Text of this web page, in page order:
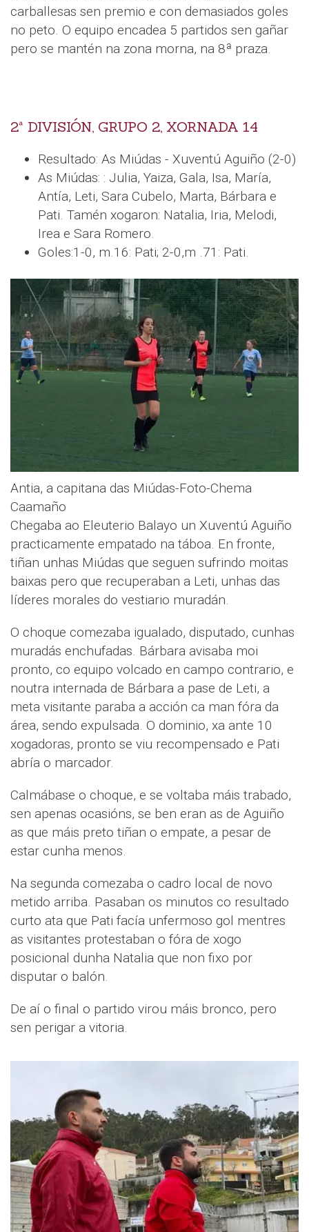
carballesas sen premio e con demasiados goles
no peto. O equipo encadea 5 partidos sen gañar
pero se mantén na zona morna, na 8ª praza.
2ª DIVISIÓN, GRUPO 2, XORNADA 14
Resultado: As Miúdas - Xuventú Aguiño (2-0)
As Miúdas: : Julia, Yaiza, Gala, Isa, María,
Antía, Leti, Sara Cubelo, Marta, Bárbara e
Pati. Tamén xogaron: Natalia, Iria, Melodi,
Irea e Sara Romero.
Goles:1-0, m.16: Pati; 2-0,m .71: Pati.
Antia, a capitana das Miúdas-Foto-Chema
Caamaño
Chegaba ao Eleuterio Balayo un Xuventú Aguiño
practicamente empatado na táboa. En fronte,
tiñan unhas Miúdas que seguen sufrindo moitas
baixas pero que recuperaban a Leti, unhas das
líderes morales do vestiario muradán.
O choque comezaba igualado, disputado, cunhas
muradás enchufadas. Bárbara avisaba moi
pronto, co equipo volcado en campo contrario, e
noutra internada de Bárbara a pase de Leti, a
meta visitante paraba a acción ca man fóra da
área, sendo expulsada. O dominio, xa ante 10
xogadoras, pronto se viu recompensado e Pati
abría o marcador.
Calmábase o choque, e se voltaba máis trabado,
sen apenas ocasións, se ben eran as de Aguiño
as que máis preto tiñan o empate, a pesar de
estar cunha menos.
Na segunda comezaba o cadro local de novo
metido arriba. Pasaban os minutos co resultado
curto ata que Pati facía unfermoso gol mentres
as visitantes protestaban o fóra de xogo
posicional dunha Natalia que non fixo por
disputar o balón.
De aí o final o partido virou máis bronco, pero
sen perigar a vitoria.